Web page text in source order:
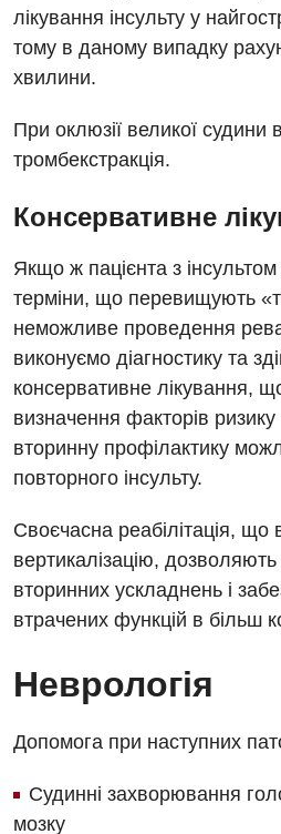
Оториноларингологія
Офтальмологічне відділення
Проктологія
Терапевтичне відділення
Терапія
Травматологічне відділення
Травматологія і ортопедія
Урологічне відділення
Фізіотерапія
Хірургічне відділення
Дитяча алергологія
Дитяча гастроентерологія
Дитяча гінекологія
лікування інсульту у
тому в даному випадку
хвилини.
При оклюзії великої судини
тромбекстракція.
Консервативне
Якщо ж пацієнта з
терміни, що перевищують
неможливе проведення
виконуємо діагностику та
консервативне лікування,
визначення факторів ризику
вторинну профілактику
повторного інсульту.
Своєчасна реабілітація, що
вертикалізацію, дозволяють
вторинних ускладнень і
втрачених функцій в більш
Неврологія
Допомога при наступних
Судинні захворювання
мозку